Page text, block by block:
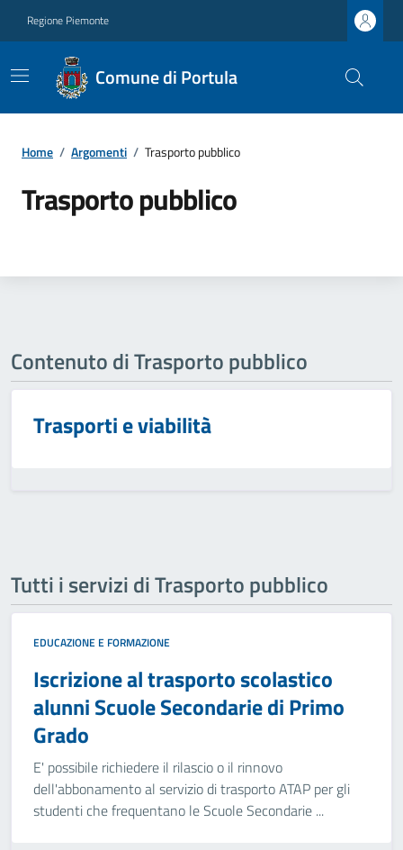
Regione Piemonte
Comune di Portula
Home / Argomenti / Trasporto pubblico
Trasporto pubblico
Contenuto di Trasporto pubblico
Trasporti e viabilità
Tutti i servizi di Trasporto pubblico
EDUCAZIONE E FORMAZIONE
Iscrizione al trasporto scolastico
alunni Scuole Secondarie di Primo
Grado
E' possibile richiedere il rilascio o il rinnovo
dell'abbonamento al servizio di trasporto ATAP per gli
studenti che frequentano le Scuole Secondarie ...